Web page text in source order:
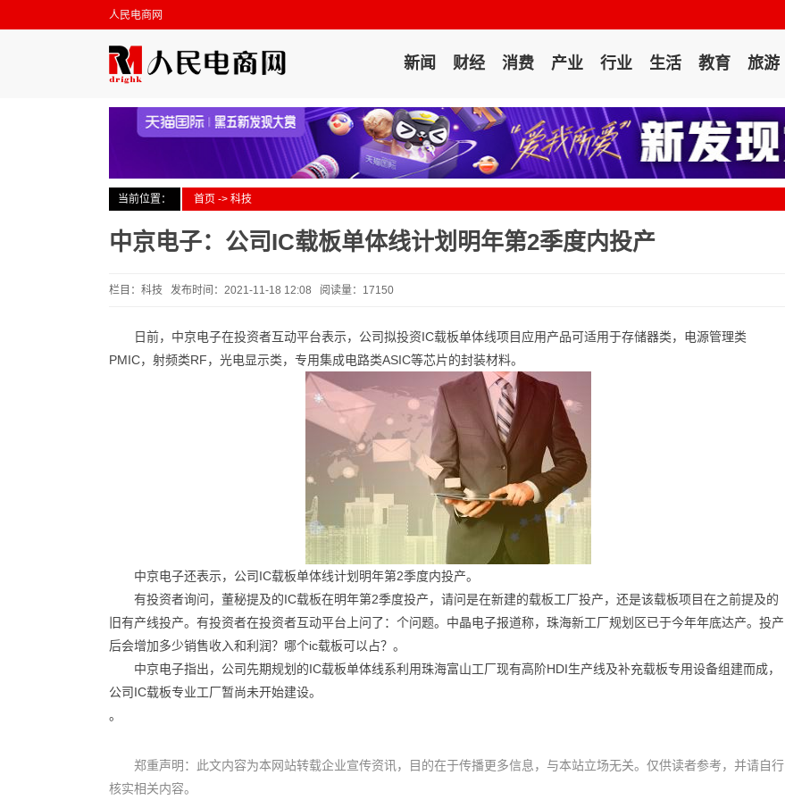
人民电商网
新闻 财经 消费 产业 行业 生活 教育 旅游
当前位置： 首页 -> 科技
中京电子：公司IC载板单体线计划明年第2季度内投产
栏目：科技 发布时间：2021-11-18 12:08 阅读量：17150
日前，中京电子在投资者互动平台表示，公司拟投资IC载板单体线项目应用产品可适用于存储器类，电源管理类
PMIC，射频类RF，光电显示类，专用集成电路类ASIC等芯片的封装材料。
中京电子还表示，公司IC载板单体线计划明年第2季度内投产。
有投资者询问，董秘提及的IC载板在明年第2季度投产，请问是在新建的载板工厂投产，还是该载板项目在之前提及的
旧有产线投产。有投资者在投资者互动平台上问了：个问题。中晶电子报道称，珠海新工厂规划区已于今年年底达产。投产
后会增加多少销售收入和利润？哪个ic载板可以占？。
中京电子指出，公司先期规划的IC载板单体线系利用珠海富山工厂现有高阶HDI生产线及补充载板专用设备组建而成，
公司IC载板专业工厂暂尚未开始建设。
。
郑重声明：此文内容为本网站转载企业宣传资讯，目的在于传播更多信息，与本站立场无关。仅供读者参考，并请自行
核实相关内容。